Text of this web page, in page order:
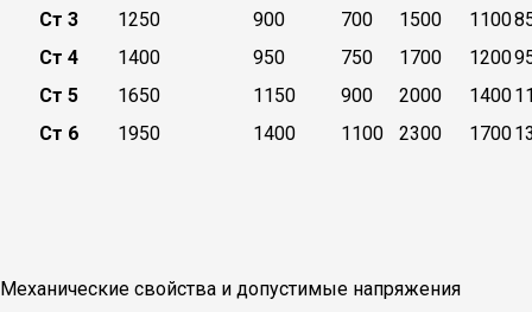
Ст 3
1250 900 700 1500 1100
Ст 4
1400 950 750 1700 1200
Ст 5
1650 1150 900 2000 1400
Ст 6
1950 1400 1100 2300 1700
Механические свойства и допустимые напряжения